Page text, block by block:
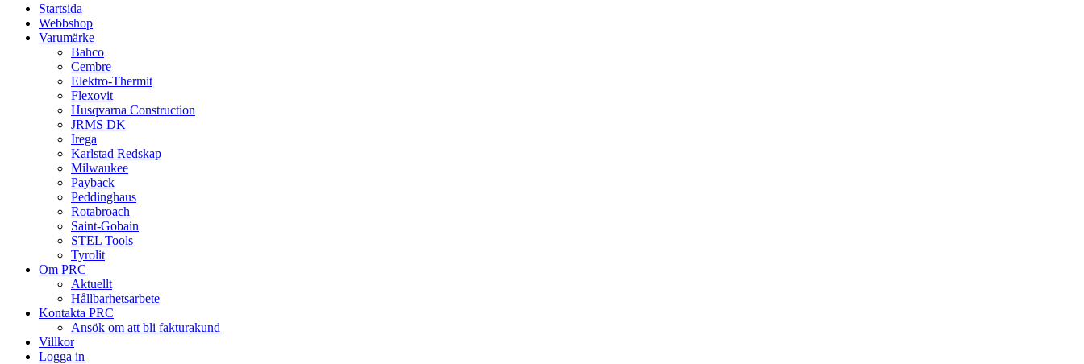
Startsida
Webbshop
Varumärke
Bahco
Cembre
Elektro-Thermit
Flexovit
Husqvarna Construction
JRMS DK
Irega
Karlstad Redskap
Milwaukee
Payback
Peddinghaus
Rotabroach
Saint-Gobain
STEL Tools
Tyrolit
Om PRC
Aktuellt
Hållbarhetsarbete
Kontakta PRC
Ansök om att bli fakturakund
Villkor
Logga in